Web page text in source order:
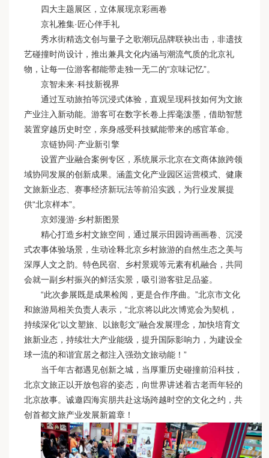
四大主题展区，立体展现京彩画卷
京礼雅集·匠心伴手礼
秀水街精选文创与量子之歌潮玩品牌联袂出击，非遗技
艺碰撞时尚设计，推出兼具文化内涵与潮流气质的北京礼
物，让每一位游客都能带走独一无二的“京味记忆”。
京智未来·科技新视界
通过互动旅拍等沉浸式体验，直观呈现科技如何为文旅
产业注入新动能。游客可在数字长卷上挥毫泼墨，借助智慧
装置穿越历史时空，亲身感受科技赋能带来的感官革命。
京链协同·产业新引擎
设置产业融合案例专区，系统展示北京在文商体旅跨领
域协同发展的创新成果。涵盖文化产业园区运营模式、健康
文旅新业态、赛事经济新玩法等前沿实践，为行业发展提
供“北京样本”。
京郊漫游·乡村新图景
精心打造乡村文旅空间，通过展示田园诗画画卷、沉浸
式农事体验场景，生动诠释北京乡村旅游的自然生态之美与
深厚人文之韵。特色民宿、乡村景观等元素有机融合，共同
会就一副乡村振兴的鲜活实景，吸引游客驻足品鉴。
“此次参展既是成果检阅，更是合作序曲。”北京市文化
和旅游局相关负责人表示，“北京将以此次博览会为契机，
持续深化“以文塑旅、以旅彰文”融合发展理念，加快培育文
旅新业态，持续壮大产业能级，提升国际影响力，为建设全
球一流的和谐宜居之都注入强劲文旅动能！”
当千年古都遇见创新之城，当厚重历史碰撞前沿科技，
北京文旅正以开放包容的姿态，向世界讲述着古老而年轻的
北京故事。诚邀四海宾朋共赴这场跨越时空的文化之约，共
创首都文旅产业发展新篇章！